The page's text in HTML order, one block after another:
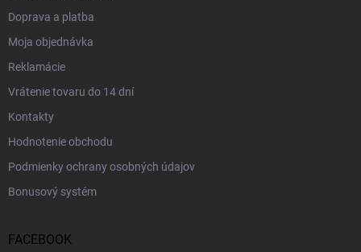
Doprava a platba
Moja objednávka
Reklamácie
Vrátenie tovaru do 14 dní
Kontakty
Hodnotenie obchodu
Podmienky ochrany osobných údajov
Bonusový systém
FACEBOOK